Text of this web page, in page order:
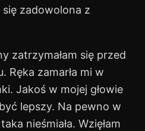
się zadowolona z
się przed
Ręka zamarła mi w
Jakoś w mojej głowie
lepszy. Na pewno w
nieśmiała. Wzięłam